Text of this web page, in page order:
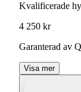
Kvalificerade
4 250 kr
Garanterad av
Visa mer